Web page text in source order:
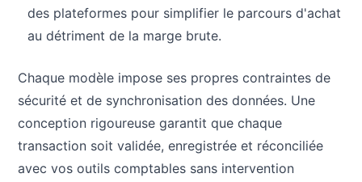
des plateformes pour simplifier le parcours d'achat
au détriment de la marge brute.
Chaque modèle impose ses propres contraintes de
sécurité et de synchronisation des données. Une
conception rigoureuse garantit que chaque
transaction soit validée, enregistrée et réconciliée
avec vos outils comptables sans intervention